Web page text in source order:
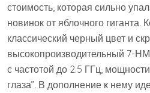
стоимость, которая сильно
новинок от яблочного гиганта.
классический черный цвет и
высокопроизводительный 7-
с частотой до 2.5 ГГц, мощности
глаза”. В дополнение к нему